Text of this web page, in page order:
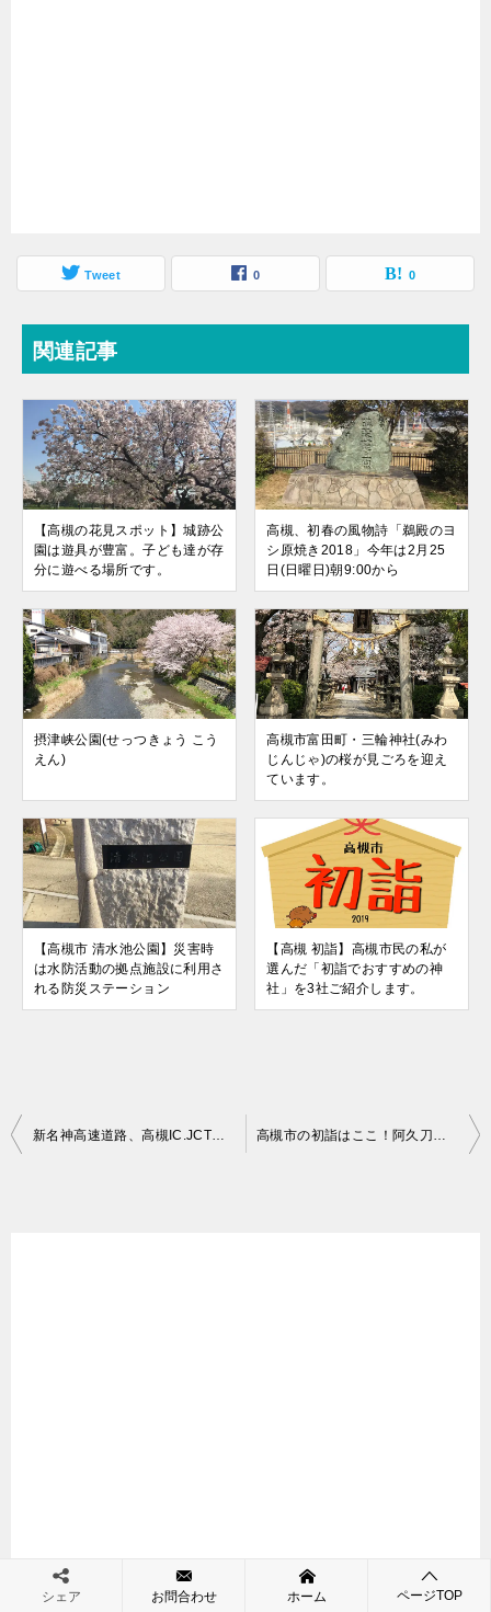
Tweet 0 0
関連記事
【高槻の花見スポット】城跡公
園は遊具が豊富。子ども達が存
分に遊べる場所です。
高槻、初春の風物詩「鵜殿のヨ
シ原焼き2018」今年は2月25
日(日曜日)朝9:00から
摂津峡公園(せっつきょう こう
えん)
高槻市富田町・三輪神社(みわ
じんじゃ)の桜が見ごろを迎え
ています。
【高槻市 清水池公園】災害時
は水防活動の拠点施設に利用さ
れる防災ステーション
【高槻 初詣】高槻市民の私が
選んだ「初詣でおすすめの神
社」を3社ご紹介します。
投
新名神高速道路、高槻IC.JCTが開通。高槻~神戸間がグッと近くなる 高槻市の初詣はここ！阿久刀神社へ！
シェア お問合わせ ホーム ページTOP